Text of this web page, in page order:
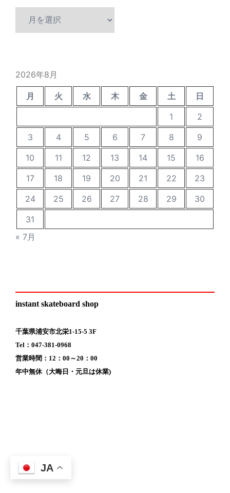
2026年8月
月 火 水 木 金 土
日
1
2
3
4 5 6 7 8
9
10
11 12 13 14 15
16
17
18 19 20 21 22
23
24
25 26 27 28 29
30
31
« 7月
instant skateboard shop
千葉県浦安市北栄1-15-5 3F
Tel：047-381-0968
営業時間：12：00～20：00
年中無休（大晦日・元旦は休業)
JA